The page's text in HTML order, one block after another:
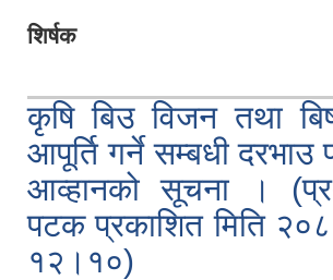
शिर्षक
कृषि बिउ विजन तथा
आपूर्ति गर्ने सम्बधी दरभाउ
आव्हानको सूचना ।
पटक प्रकाशित मिति
१२।१०)